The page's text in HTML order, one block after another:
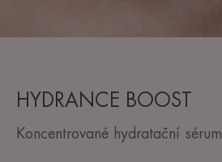
HYDRANCE BOOST
Koncentrované hydratační sérum